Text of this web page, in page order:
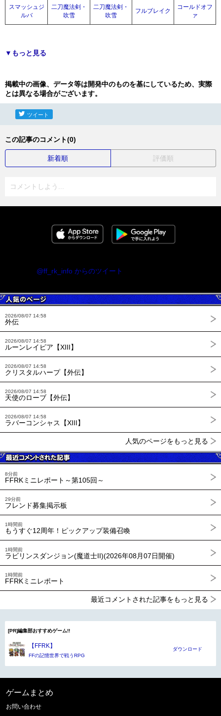
スマッシュジ
ルバ
二刀魔法剣・
吹雪
二刀魔法剣・
吹雪
フルブレイク
コールドオフ
ァ
▼もっと見る
掲載中の画像、データ等は開発中のものを基にしているため、実際
とは異なる場合がございます。
ツイート
この記事のコメント(0)
新着順 評価順
コメントしよう...
@ff_rk_info からのツイート
2026/08/07 14:58
外伝
2026/08/07 14:58
ルーンレイピア【XIII】
2026/08/07 14:58
クリスタルハープ【外伝】
2026/08/07 14:58
天使のローブ【外伝】
2026/08/07 14:58
ラバーコンシャス【XIII】
人気のページをもっと見る
8分前
FFRKミニレポート～第105回～
29分前
フレンド募集掲示板
1時間前
もうすぐ12周年！ピックアップ装備召喚
1時間前
ラビリンスダンジョン(魔道士II)(2026年08月07日開催)
1時間前
FFRKミニレポート
最近コメントされた記事をもっと見る
[PR]編集部おすすめゲーム!!
【FFRK】
FFの記憶世界で戦うRPG
ダウンロード
ゲームまとめ
お問い合わせ